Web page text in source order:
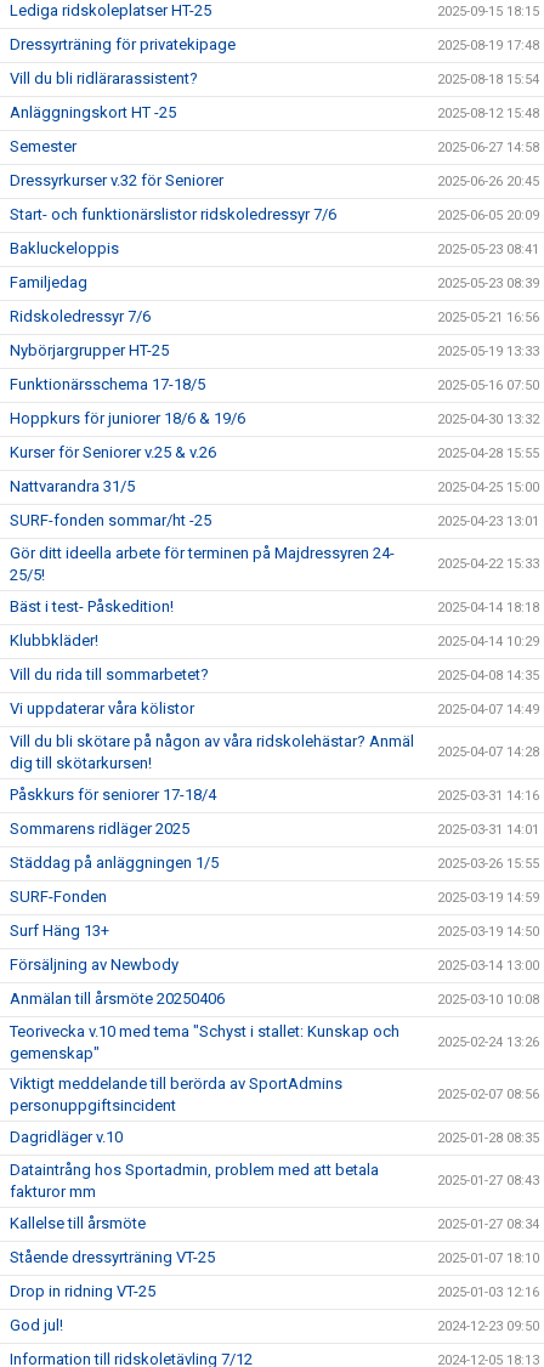
Lediga ridskoleplatser HT-25 2025-09-15 18:15
Dressyrträning för privatekipage 2025-08-19 17:48
Vill du bli ridlärarassistent? 2025-08-18 15:54
Anläggningskort HT -25 2025-08-12 15:48
Semester 2025-06-27 14:58
Dressyrkurser v.32 för Seniorer 2025-06-26 20:45
Start- och funktionärslistor ridskoledressyr 7/6 2025-06-05 20:09
Bakluckeloppis 2025-05-23 08:41
Familjedag 2025-05-23 08:39
Ridskoledressyr 7/6 2025-05-21 16:56
Nybörjargrupper HT-25 2025-05-19 13:33
Funktionärsschema 17-18/5 2025-05-16 07:50
Hoppkurs för juniorer 18/6 & 19/6 2025-04-30 13:32
Kurser för Seniorer v.25 & v.26 2025-04-28 15:55
Nattvarandra 31/5 2025-04-25 15:00
SURF-fonden sommar/ht -25 2025-04-23 13:01
Gör ditt ideella arbete för terminen på Majdressyren 24-
25/5!
2025-04-22 15:33
Bäst i test- Påskedition! 2025-04-14 18:18
Klubbkläder! 2025-04-14 10:29
Vill du rida till sommarbetet? 2025-04-08 14:35
Vi uppdaterar våra kölistor 2025-04-07 14:49
Vill du bli skötare på någon av våra ridskolehästar? Anmäl
dig till skötarkursen!
2025-04-07 14:28
Påskkurs för seniorer 17-18/4 2025-03-31 14:16
Sommarens ridläger 2025 2025-03-31 14:01
Städdag på anläggningen 1/5 2025-03-26 15:55
SURF-Fonden 2025-03-19 14:59
Surf Häng 13+ 2025-03-19 14:50
Försäljning av Newbody 2025-03-14 13:00
Anmälan till årsmöte 20250406 2025-03-10 10:08
Teorivecka v.10 med tema "Schyst i stallet: Kunskap och
gemenskap"
2025-02-24 13:26
Viktigt meddelande till berörda av SportAdmins
personuppgiftsincident
2025-02-07 08:56
Dagridläger v.10 2025-01-28 08:35
Dataintrång hos Sportadmin, problem med att betala
fakturor mm
2025-01-27 08:43
Kallelse till årsmöte 2025-01-27 08:34
Stående dressyrträning VT-25 2025-01-07 18:10
Drop in ridning VT-25 2025-01-03 12:16
God jul! 2024-12-23 09:50
Information till ridskoletävling 7/12 2024-12-05 18:13